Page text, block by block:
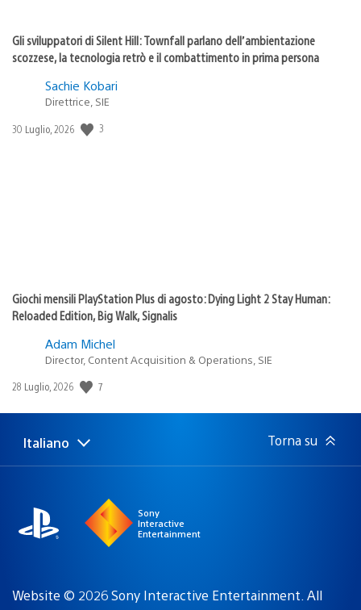
Gli sviluppatori di Silent Hill: Townfall parlano dell’ambientazione
scozzese, la tecnologia retrò e il combattimento in prima persona
Sachie Kobari
Direttrice, SIE
Data
30 Luglio, 2026 3
Giochi mensili PlayStation Plus di agosto: Dying Light 2 Stay Human:
Reloaded Edition, Big Walk, Signalis
Adam Michel
Director, Content Acquisition & Operations, SIE
Data
pubblicazione:
28 Luglio, 2026 7
Seleziona
una
Regione
attuale:
Italiano Torna su
Sony
Interactive
Entertainment
Website © 2026 Sony Interactive Entertainment. All